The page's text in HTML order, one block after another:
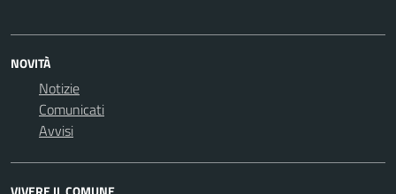
NOVITÀ
Notizie
Comunicati
Avvisi